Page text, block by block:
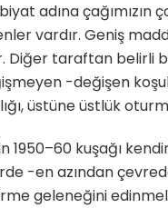
adına çağımızın
vardır. Geniş
Diğer taraftan belirli
-değişen
üstüne üstlük
1950–60 kuşağı
-en azından
geleneğini